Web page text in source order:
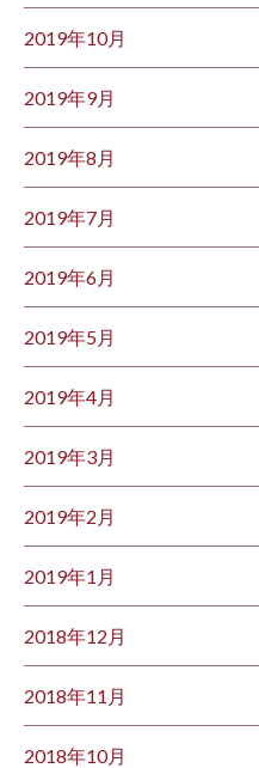
2019年10月
2019年9月
2019年8月
2019年7月
2019年6月
2019年5月
2019年4月
2019年3月
2019年2月
2019年1月
2018年12月
2018年11月
2018年10月